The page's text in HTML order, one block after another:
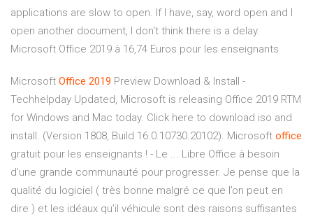
applications are slow to open. If I have, say, word open and I
open another document, I don't think there is a delay.
Microsoft Office 2019 à 16,74 Euros pour les enseignants
Microsoft Office 2019 Preview Download & Install -
Techhelpday Updated, Microsoft is releasing Office 2019 RTM
for Windows and Mac today. Click here to download iso and
install. (Version 1808, Build 16.0.10730.20102). Microsoft office
gratuit pour les enseignants ! - Le ... Libre Office à besoin
d’une grande communauté pour progresser. Je pense que la
qualité du logiciel ( très bonne malgré ce que l’on peut en
dire ) et les idéaux qu’il véhicule sont des raisons suffisantes